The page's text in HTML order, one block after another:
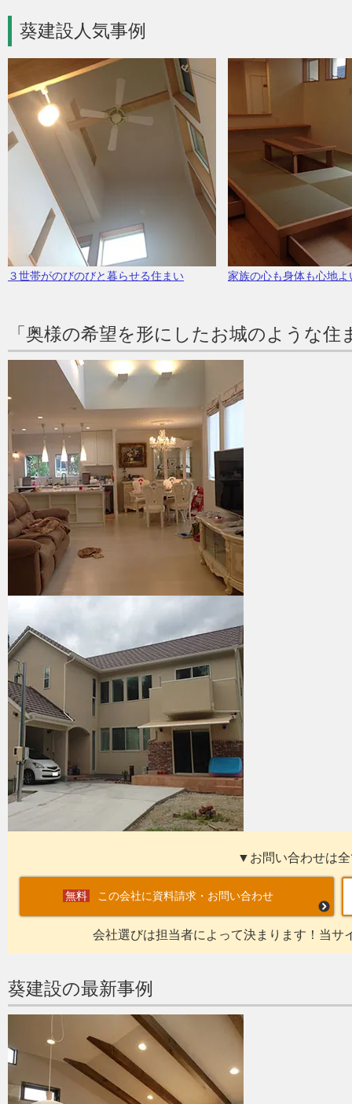
葵建設人気事例
３世帯がのびのびと暮らせる住まい 家族の心も身体も心地
「奥様の希望を形にしたお城のような
▼お問い合わせは
この会社に資料請求・お問い合わせ
会社選びは担当者によって決まります！当サ
葵建設の最新事例